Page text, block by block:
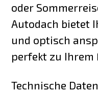
oder
Autodach bietet
und optisch
perfekt zu Ihrem
Technische